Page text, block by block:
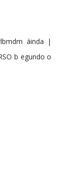
áinda |
b egundo o